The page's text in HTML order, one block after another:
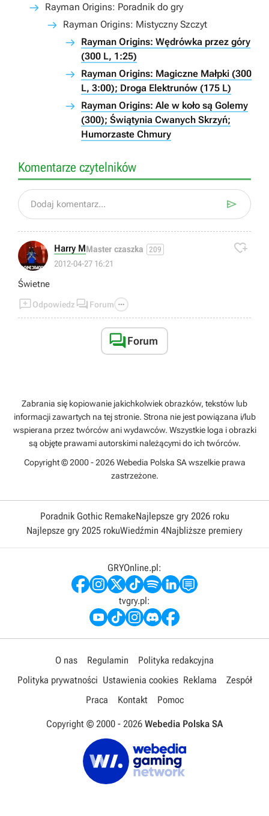
Rayman Origins: Poradnik do gry
Rayman Origins: Mistyczny Szczyt
Rayman Origins: Wędrówka przez góry
(300 L, 1:25)
Rayman Origins: Magiczne Małpki (300
L, 3:00); Droga Elektrunów (175 L)
Rayman Origins: Ale w koło są Golemy
(300); Świątynia Cwanych Skrzyń;
Humorzaste Chmury
Komentarze czytelników
Dodaj komentarz... 
Harry MMaster czaszka 209
2012-04-27 16:21

Świetne
Odpowiedz  Forum 
Forum
Zabrania się kopiowanie jakichkolwiek obrazków, tekstów lub
informacji zawartych na tej stronie. Strona nie jest powiązana i/lub
wspierana przez twórców ani wydawców. Wszystkie loga i obrazki
są objęte prawami autorskimi należącymi do ich twórców.
Copyright © 2000 - 2026 Webedia Polska SA wszelkie prawa
zastrzeżone.
Poradnik Gothic RemakeNajlepsze gry 2026 roku
Najlepsze gry 2025 rokuWiedźmin 4Najbliższe premiery
GRYOnline.pl:
tvgry.pl:
O nas Regulamin
Polityka redakcyjna
Polityka prywatności Ustawienia cookies Reklama
Zespół
Praca
Kontakt Pomoc
Copyright © 2000 - 2026 Webedia Polska SA